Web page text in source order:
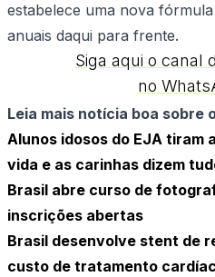
estabelece uma nova
anuais daqui para frente.
Siga aqui o canal
no
Leia mais notícia boa sobre
Alunos idosos do EJA tiram
vida e as carinhas dizem
Brasil abre curso de
inscrições abertas
Brasil desenvolve stent de
custo de tratamento